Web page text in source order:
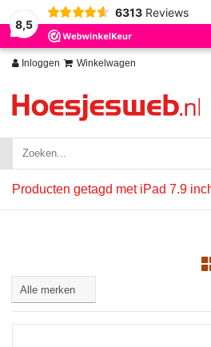
8,5
6313 Reviews
Inloggen Winkelwagen
Producten getagd met iPad 7.9
Wij slaan cookies op om onze website te
Nee